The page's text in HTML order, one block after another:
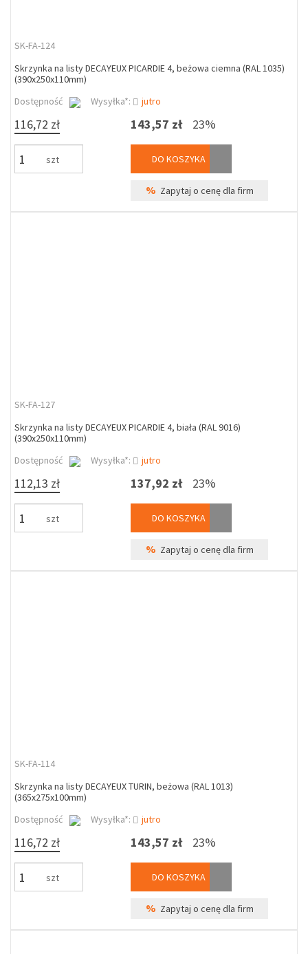
SK-FA-124
Skrzynka na listy DECAYEUX PICARDIE 4, beżowa ciemna (RAL 1035)
(390x250x110mm)
Dostępność
Wysyłka*: jutro
116,72 zł
szt
143,57 zł 23%
DO KOSZYKA
% Zapytaj o cenę dla firm
SK-FA-127
Skrzynka na listy DECAYEUX PICARDIE 4, biała (RAL 9016)
(390x250x110mm)
Dostępność
Wysyłka*: jutro
112,13 zł
szt
137,92 zł 23%
DO KOSZYKA
% Zapytaj o cenę dla firm
SK-FA-114
Skrzynka na listy DECAYEUX TURIN, beżowa (RAL 1013)
(365x275x100mm)
Dostępność
Wysyłka*: jutro
116,72 zł
szt
143,57 zł 23%
DO KOSZYKA
% Zapytaj o cenę dla firm